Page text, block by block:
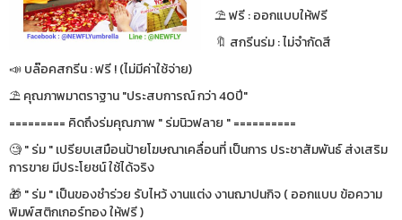
⛱ ฟรี : ออกแบบให้ฟรี
🔖 สกรีนร่ม : ไม่จำกัดสี
📣 บล๊อคสกรีน : ฟรี ! (ไม่มีค่าใช้จ่าย)
⛱ คุณภาพมาตราฐาน "ประสบการณ์ กว่า 40ปี"
========= คิดถึงร่มคุณภาพ " ร่มนิวฟลาย " ==========
🧐 " ร่ม " เปรียบเสมือนป้ายโฆษณาเคลื่อนที่ เป็นการ ประชาสัมพันธ์ ส่งเสริม
การขาย มีประโยชน์ ใช้ได้จริง
🎁 " ร่ม " เป็นของชำร่วย รับไหว้ งานแต่ง งานฌาปนกิจ ( ออกแบบ ข้อความ
พิมพ์สติกเกอร์ทอง ให้ฟรี )